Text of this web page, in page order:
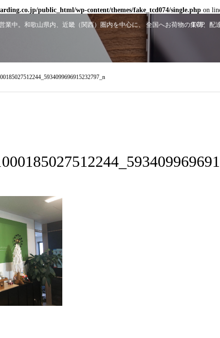
業中。和歌山県内、近畿（関西）圏内を中心に、 全国へお荷物の集荷、配
TOP
public_html/wp-content/themes/fake_tcd074/single.php on